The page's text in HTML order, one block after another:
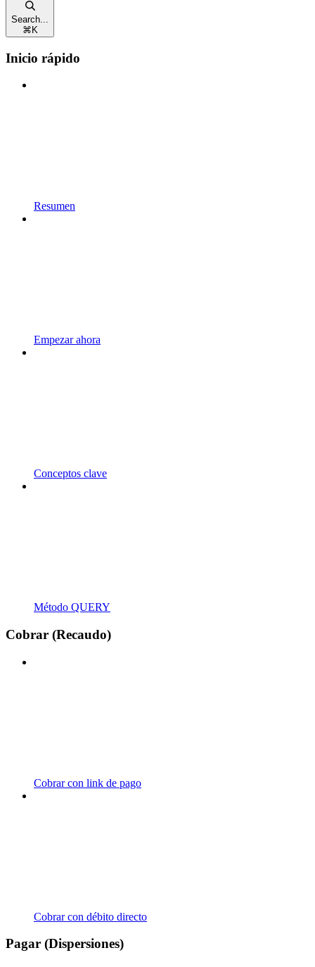
Search...
⌘ K
Inicio rápido
Resumen
Empezar ahora
Conceptos clave
Método QUERY
Cobrar (Recaudo)
Cobrar con link de pago
Cobrar con débito directo
Pagar (Dispersiones)